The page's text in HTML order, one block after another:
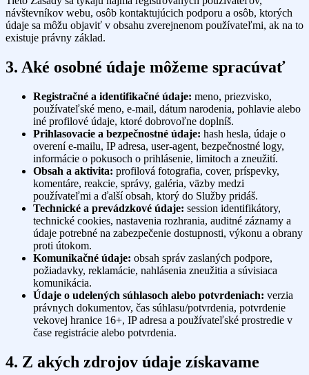
návštevníkov webu, osôb kontaktujúcich podporu a osôb, ktorých
údaje sa môžu objaviť v obsahu zverejnenom používateľmi, ak na to
existuje právny základ.
3. Aké osobné údaje môžeme spracúvať
Registračné a identifikačné údaje: meno, priezvisko,
používateľské meno, e-mail, dátum narodenia, pohlavie alebo
iné profilové údaje, ktoré dobrovoľne doplníš.
Prihlasovacie a bezpečnostné údaje: hash hesla, údaje o
overení e-mailu, IP adresa, user-agent, bezpečnostné logy,
informácie o pokusoch o prihlásenie, limitoch a zneužití.
Obsah a aktivita: profilová fotografia, cover, príspevky,
komentáre, reakcie, správy, galéria, väzby medzi
používateľmi a ďalší obsah, ktorý do Služby pridáš.
Technické a prevádzkové údaje: session identifikátory,
technické cookies, nastavenia rozhrania, auditné záznamy a
údaje potrebné na zabezpečenie dostupnosti, výkonu a obrany
proti útokom.
Komunikačné údaje: obsah správ zaslaných podpore,
požiadavky, reklamácie, nahlásenia zneužitia a súvisiaca
komunikácia.
Údaje o udelených súhlasoch alebo potvrdeniach: verzia
právnych dokumentov, čas súhlasu/potvrdenia, potvrdenie
vekovej hranice 16+, IP adresa a používateľské prostredie v
čase registrácie alebo potvrdenia.
4. Z akých zdrojov údaje získavame